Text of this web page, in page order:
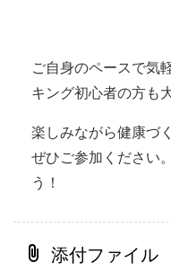
ご自身のペースで気
キング初心者の方も
楽しみながら健康づ
ぜひご参加ください
う！
添付ファイル